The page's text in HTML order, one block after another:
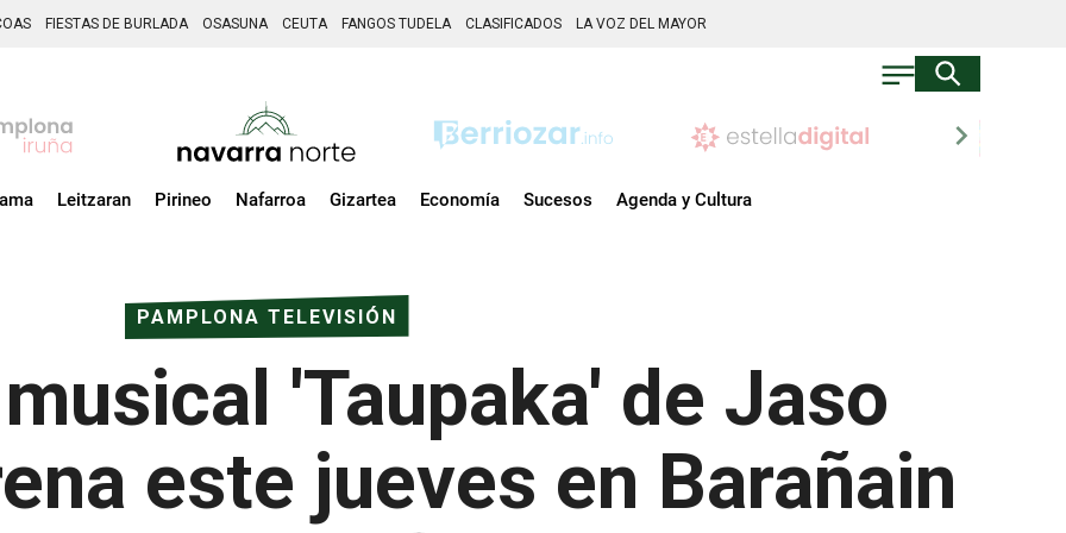
FIESTAS DE BURLADA OSASUNA CEUTA FANGOS TUDELA CLASIFICADOS LA VOZ DEL MAYOR
chevron_right
Leitzaran Pirineo Nafarroa Gizartea Economía Sucesos Agenda y Cultura
PAMPLONA TELEVISIÓN
musical 'Taupaka' de Jaso
este jueves en Barañain